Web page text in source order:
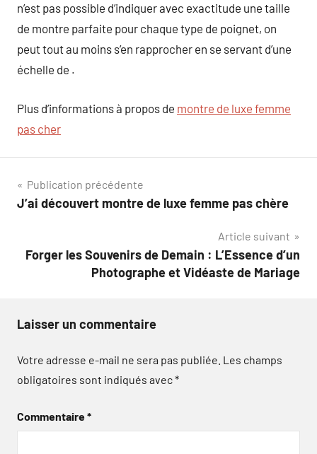
n’est pas possible d’indiquer avec exactitude une taille
de montre parfaite pour chaque type de poignet, on
peut tout au moins s’en rapprocher en se servant d’une
échelle de .
Plus d’informations à propos de montre de luxe femme
pas cher
Navigation
de
Publication précédente
J’ai découvert montre de luxe femme pas chère
Article suivant
Forger les Souvenirs de Demain : L’Essence d’un
Photographe et Vidéaste de Mariage
Laisser un commentaire
Votre adresse e-mail ne sera pas publiée. Les champs
obligatoires sont indiqués avec*
Commentaire*